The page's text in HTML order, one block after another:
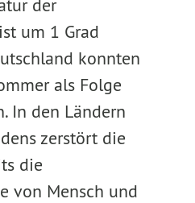
der
um 1 Grad
konnten
als Folge
In den Ländern
zerstört die
die
von Mensch und